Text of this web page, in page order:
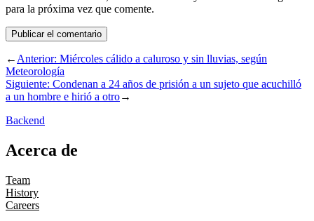
para la próxima vez que comente.
←Anterior: Miércoles cálido a caluroso y sin lluvias, según
Meteorología
Siguiente: Condenan a 24 años de prisión a un sujeto que acuchilló
a un hombre e hirió a otro→
Backend
Acerca de
Team
History
Careers